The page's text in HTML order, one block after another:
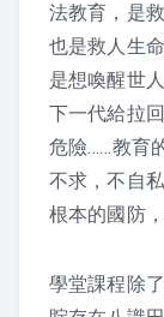
法教育，是
也是救人生
是想喚醒世
下一代給拉
危險……教育
不求，不自
根本的國防
學堂課程除